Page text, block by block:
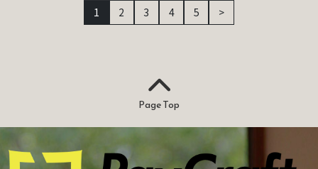
1 2 3 4 5 >
Page Top